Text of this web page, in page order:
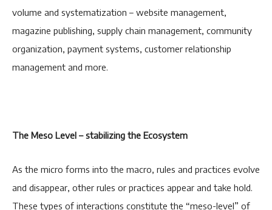
volume and systematization – website management,
magazine publishing, supply chain management, community
organization, payment systems, customer relationship
management and more.
The Meso Level – stabilizing the Ecosystem
As the micro forms into the macro, rules and practices evolve
and disappear, other rules or practices appear and take hold.
These types of interactions constitute the “meso-level” of